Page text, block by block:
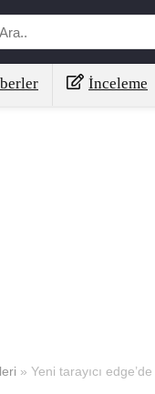
İnceleme
» Yeni tarayıcı